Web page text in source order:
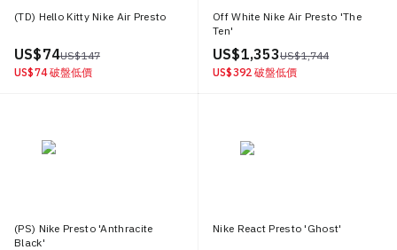
(TD) Hello Kitty Nike Air Presto
US$ 74US$ 147
US$ 74 破盤低價
Off White Nike Air Presto 'The
Ten'
US$ 1,353US$ 1,744
US$ 392 破盤低價
(PS) Nike Presto 'Anthracite
Black'
Nike React Presto 'Ghost'